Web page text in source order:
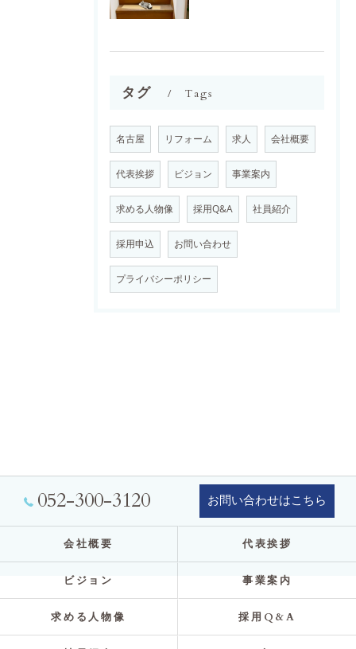
タグ Tags
名古屋 リフォーム 求人 会社概要
代表挨拶 ビジョン 事業案内
求める人物像 採用Q&A 社員紹介
採用申込 お問い合わせ
プライバシーポリシー
052-300-3120 お問い合わせはこちら
会社概要 代表挨拶
ビジョン 事業案内
求める人物像 採用Q&A